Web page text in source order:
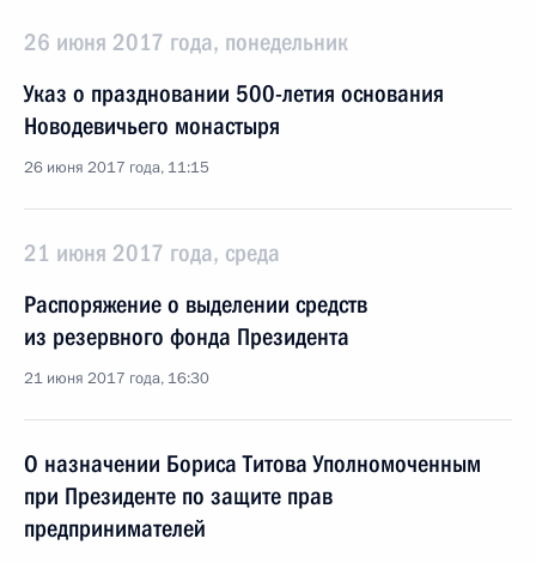
26 июня 2017 года, понедельник
Указ о праздновании 500-летия основания
Новодевичьего монастыря
26 июня 2017 года, 11:15
21 июня 2017 года, среда
Распоряжение о выделении средств
из резервного фонда Президента
21 июня 2017 года, 16:30
О назначении Бориса Титова Уполномоченным
при Президенте по защите прав
предпринимателей